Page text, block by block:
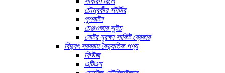
চৌম্বকীয় স্টার্টার
পুশবাটন
চেঞ্জওভার সুইচ
মোটর সুরক্ষা সার্কিট ব্রেকার
বিদ্যুৎ সরবরাহ বৈদ্যুতিক পণ্য
ফিউজ
এটিএস